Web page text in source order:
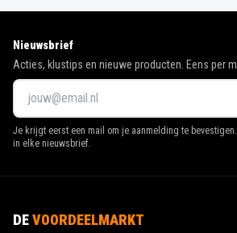
Nieuwsbrief
Acties, klustips en nieuwe producten. Eens per
Je krijgt eerst een mail om je aanmelding te
in elke nieuwsbrief.
DEVOORDEELMARKT